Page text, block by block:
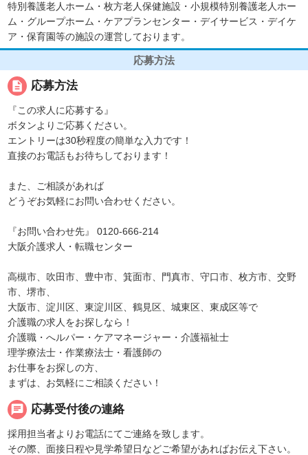
特別養護老人ホーム・枚方老人保健施設・小規模特別養護老人ホー
ム・グループホーム・ケアプランセンター・デイサービス・デイケ
ア・保育園等の施設の運営しております。
応募方法
description 応募方法
『この求人に応募する』
ボタンよりご応募ください。
エントリーは30秒程度の簡単な入力です！
直接のお電話もお待ちしております！
また、ご相談があれば
どうぞお気軽にお問い合わせください。
『お問い合わせ先』 0120-666-214
大阪介護求人・転職センター
高槻市、吹田市、豊中市、箕面市、門真市、守口市、枚方市、交野
市、堺市、
大阪市、淀川区、東淀川区、鶴見区、城東区、東成区等で
介護職の求人をお探しなら！
介護職・へルパー・ケアマネージャー・介護福祉士
理学療法士・作業療法士・看護師の
お仕事をお探しの方、
まずは、お気軽にご相談ください！
chat 応募受付後の連絡
採用担当者よりお電話にてご連絡を致します。
その際、面接日程や見学希望日などご希望があればお伝え下さい。